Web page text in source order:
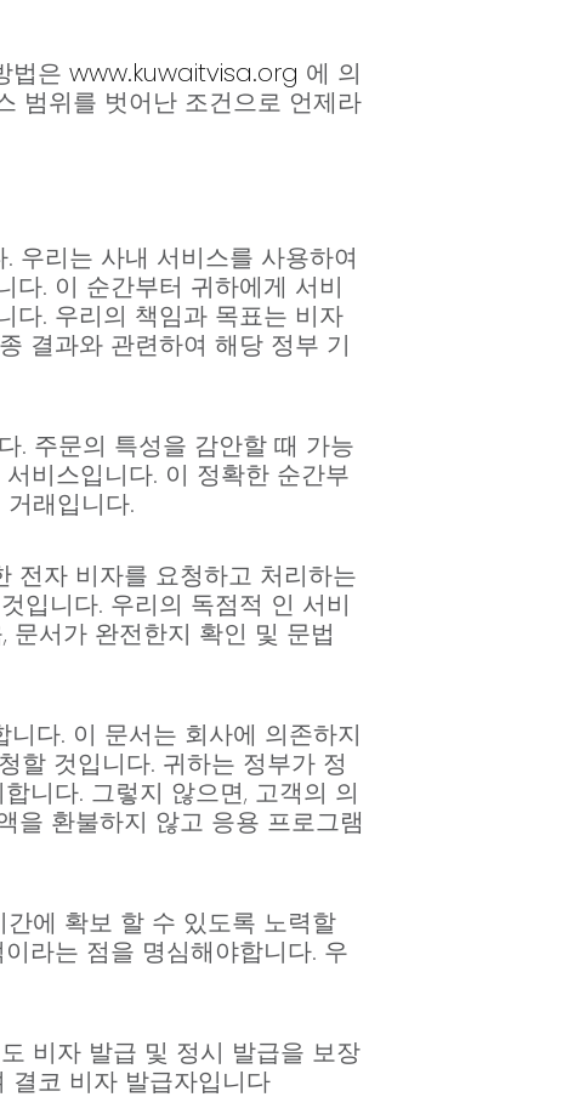
법은 www.kuwaitvisa.org 에 의
범위를 벗어난 조건으로 언제라
우리는 사내 서비스를 사용하여
다. 이 순간부터 귀하에게 서비
다. 우리의 책임과 목표는 비자
결과와 관련하여 해당 정부 기
. 주문의 특성을 감안할 때 가능
비스입니다. 이 정확한 순간부
래입니다.
전자 비자를 요청하고 처리하는
입니다. 우리의 독점적 인 서비
문서가 완전한지 확인 및 문법
다. 이 문서는 회사에 의존하지
할 것입니다. 귀하는 정부가 정
니다. 그렇지 않으면, 고객의 의
을 환불하지 않고 응용 프로그램
에 확보 할 수 있도록 노력할
라는 점을 명심해야합니다. 우
비자 발급 및 정시 발급을 보장
결코 비자 발급자입니다